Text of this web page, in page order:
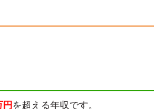
を超える年収です。